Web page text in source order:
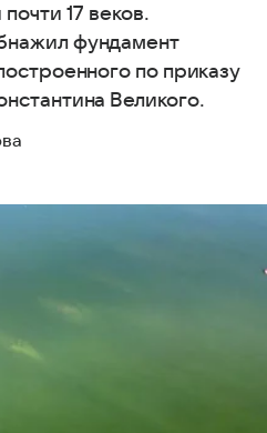
17 веков.
фундамент
по приказу
Великого.